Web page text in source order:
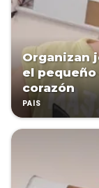
Organizan
el
corazón
PAÍS